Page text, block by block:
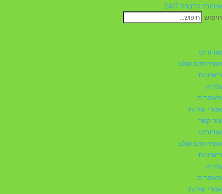
שירותי הדברה 24/7
חיפוש
אודותינו
השירותים שלנו
רישיונות
גלריה
מאמרים
אזורי שירות
צור קשר
אודותינו
השירותים שלנו
רישיונות
גלריה
מאמרים
אזורי שירות